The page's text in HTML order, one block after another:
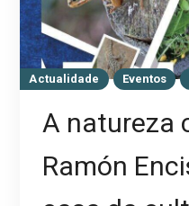
Actualidade Eventos
A natureza
Ramón